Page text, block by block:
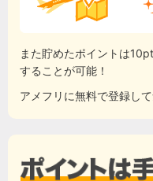
また貯めたポイントは
することが可能！
アメフリに無料で登録し